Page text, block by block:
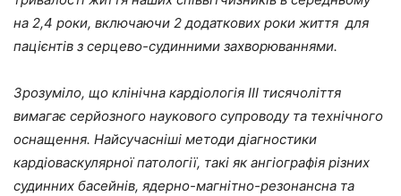
на 2,4 роки, включаючи 2 додаткових роки життя для
пацієнтів з серцево-судинними захворюваннями.
Зрозуміло, що клінічна кардіологія ІІІ тисячоліття
вимагає серйозного наукового супроводу та технічного
оснащення. Найсучасніші методи діагностики
кардіоваскулярної патології, такі як ангіографія різних
судинних басейнів, ядерно-магнітно-резонансна та